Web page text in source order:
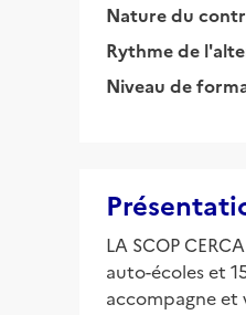
Nature du
Rythme de
Niveau de
LA SCOP
auto-écoles et
accompagne et